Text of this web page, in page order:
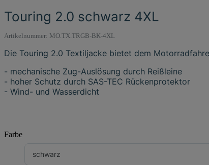
Touring 2.0 schwarz 4XL
Artikelnummer: MO.TX.TRGB-BK-4XL
Die Touring 2.0 Textiljacke bietet dem
- mechanische Zug-Auslösung durch Reißleine
- hoher Schutz durch SAS-TEC Rückenprotektor
- Wind- und Wasserdicht
Farbe
schwarz